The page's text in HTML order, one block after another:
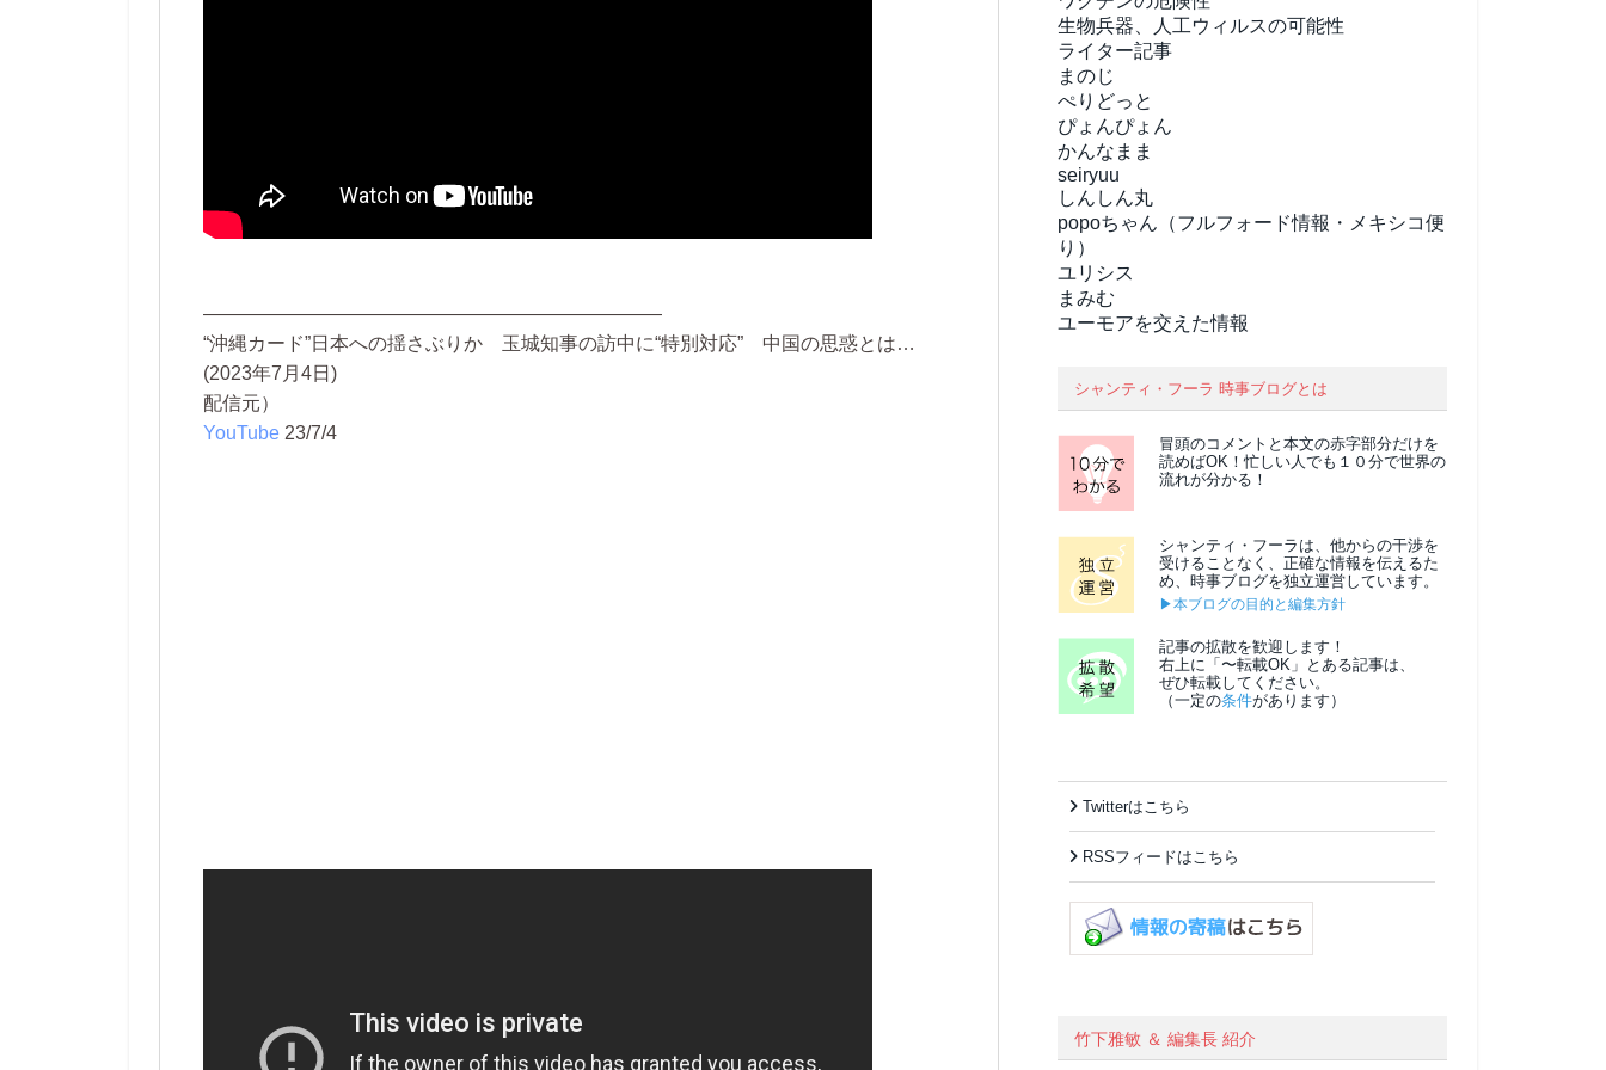
————————————————————————
“沖縄カード”日本への揺さぶりか 玉城知事の訪中に“特別対応” 中国の思惑とは…
(2023年7月4日)
配信元）
YouTube 23/7/4
生物兵器、人工ウィルスの可能性
ライター記事
まのじ
ぺりどっと
ぴょんぴょん
かんなまま
seiryuu
しんしん丸
popoちゃん（フルフォード情報・メキシコ便
り）
ユリシス
まみむ
ユーモアを交えた情報
シャンティ・フーラ 時事ブログとは
冒頭のコメントと本文の赤字部分だけを
読めばOK！忙しい人でも１０分で世界の
流れが分かる！
シャンティ・フーラは、他からの干渉を
受けることなく、正確な情報を伝えるた
め、時事ブログを独立運営しています。
▶本ブログの目的と編集方針
記事の拡散を歓迎します！
右上に「〜転載OK」とある記事は、
ぜひ転載してください。
（一定の条件があります）
Twitterはこちら
RSSフィードはこちら
竹下雅敏 ＆ 編集長 紹介